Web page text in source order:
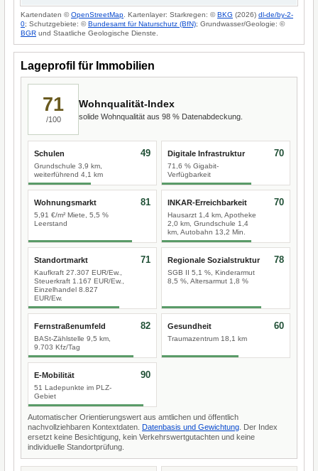
Kartendaten ©OpenStreetMap . Kartenlayer: Starkregen: ©BKG (2026) dl-de/by-2-
0; Schutzgebiete: ©Bundesamt für Naturschutz (BfN); Grundwasser/Geologie: ©
BGR und Staatliche Geologische Dienste.
Lageprofil für Immobilien
71
/100
Wohnqualität-Index
solide Wohnqualität aus 98 % Datenabdeckung.
Schulen
Grundschule 3,9 km,
weiterführend 4,1 km
49 Digitale Infrastruktur
71,6 % Gigabit-
Verfügbarkeit
70
Wohnungsmarkt
5,91 €/m² Miete, 5,5 %
Leerstand
81 INKAR-Erreichbarkeit
Hausarzt 1,4 km, Apotheke
2,0 km, Grundschule 1,4
km, Autobahn 13,2 Min.
70
Standortmarkt
Kaufkraft 27.307 EUR/Ew.,
Steuerkraft 1.167 EUR/Ew.,
Einzelhandel 8.827
EUR/Ew.
71 Regionale Sozialstruktur
SGB II 5,1 %, Kinderarmut
8,5 %, Altersarmut 1,8 %
78
Fernstraßenumfeld
BASt-Zählstelle 9,5 km,
9.703 Kfz/Tag
82 Gesundheit
Traumazentrum 18,1 km
60
E-Mobilität
51 Ladepunkte im PLZ-
Gebiet
90
Automatischer Orientierungswert aus amtlichen und öffentlich
nachvollziehbaren Kontextdaten. Datenbasis und Gewichtung . Der Index
ersetzt keine Besichtigung, kein Verkehrswertgutachten und keine
individuelle Standortprüfung.